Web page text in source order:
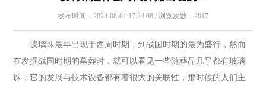
发布时间：2024-08-01 17:24:08 / 浏览次数：2017
玻璃珠最早出现于西周时期，到战国时期的最为盛行，然而
在发掘战国时期的墓葬时，就可以看见一些随葬品几乎都有玻璃
珠，它的发展与技术设备都有着很大的关联性，那时候的人们主